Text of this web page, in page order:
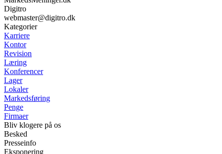
Digitro
webmaster@digitro.dk
Kategorier
Karriere
Kontor
Revision
Læring
Konferencer
Lager
Lokaler
Markedsføring
Penge
Firmaer
Bliv klogere på os
Besked
Presseinfo
Eksponering